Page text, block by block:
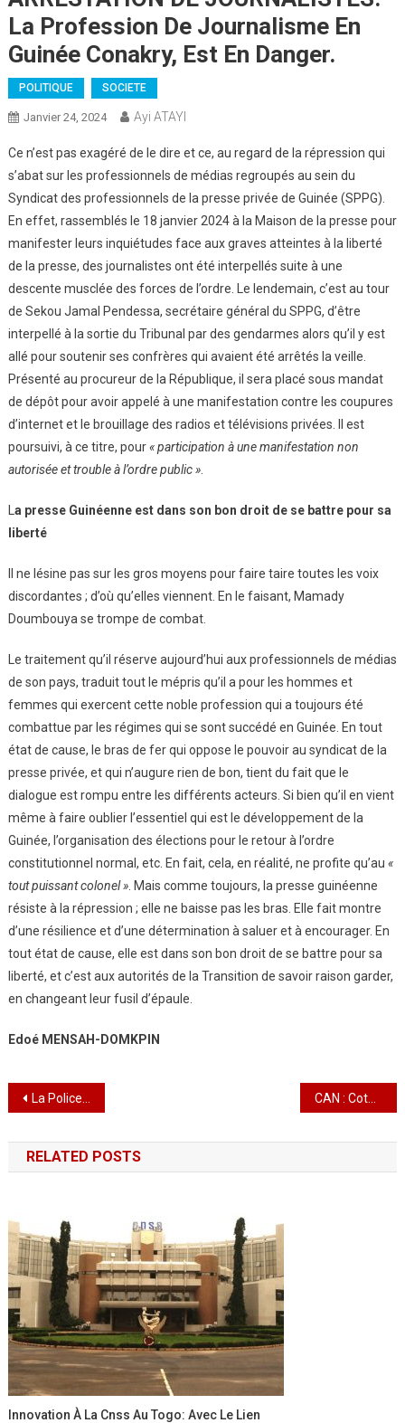
La Profession De Journalisme En
Guinée Conakry, Est En Danger.
POLITIQUE SOCIETE
Janvier 24, 2024 Ayi ATAYI
Ce n’est pas exagéré de le dire et ce, au regard de la répression qui
s’abat sur les professionnels de médias regroupés au sein du
Syndicat des professionnels de la presse privée de Guinée (SPPG).
En effet, rassemblés le 18 janvier 2024 à la Maison de la presse pour
manifester leurs inquiétudes face aux graves atteintes à la liberté
de la presse, des journalistes ont été interpellés suite à une
descente musclée des forces de l’ordre. Le lendemain, c’est au tour
de Sekou Jamal Pendessa, secrétaire général du SPPG, d’être
interpellé à la sortie du Tribunal par des gendarmes alors qu’il y est
allé pour soutenir ses confrères qui avaient été arrêtés la veille.
Présenté au procureur de la République, il sera placé sous mandat
de dépôt pour avoir appelé à une manifestation contre les coupures
d’internet et le brouillage des radios et télévisions privées. Il est
poursuivi, à ce titre, pour« participation à une manifestation non
autorisée et trouble à l’ordre public ».
a presse Guinéenne est dans son bon droit de se battre pour sa
liberté
Il ne lésine pas sur les gros moyens pour faire taire toutes les voix
discordantes ; d’où qu’elles viennent. En le faisant, Mamady
Doumbouya se trompe de combat.
Le traitement qu’il réserve aujourd’hui aux professionnels de médias
de son pays, traduit tout le mépris qu’il a pour les hommes et
femmes qui exercent cette noble profession qui a toujours été
combattue par les régimes qui se sont succédé en Guinée. En tout
état de cause, le bras de fer qui oppose le pouvoir au syndicat de la
presse privée, et qui n’augure rien de bon, tient du fait que le
dialogue est rompu entre les différents acteurs. Si bien qu’il en vient
même à faire oublier l’essentiel qui est le développement de la
Guinée, l’organisation des élections pour le retour à l’ordre
constitutionnel normal, etc. En fait, cela, en réalité, ne profite qu’au «
tout puissant colonel ». Mais comme toujours, la presse guinéenne
résiste à la répression ; elle ne baisse pas les bras. Elle fait montre
d’une résilience et d’une détermination à saluer et à encourager. En
tout état de cause, elle est dans son bon droit de se battre pour sa
liberté, et c’est aux autorités de la Transition de savoir raison garder,
en changeant leur fusil d’épaule.
Edoé MENSAH-DOMKPIN
Navigation
de
l’article
La Police des eaux désormais opérationnelle au Togo CAN : Cote D’ivoire /L’Algérie éliminée , Le coach national Djamel Belmadi en passe de démissionné
RELATED POSTS
Innovation À La Cnss Au Togo: Avec Le Lien